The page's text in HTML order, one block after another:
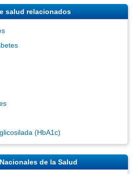
salud relacionados
(HbA1c)
de la Salud